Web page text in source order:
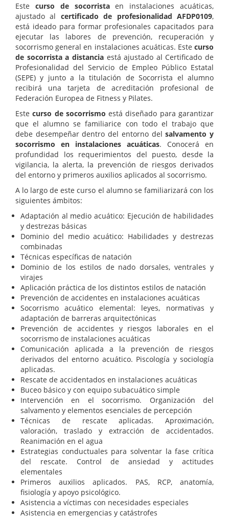
Este curso de socorristaen instalaciones acuáticas,
ajustado al certificado de profesionalidad AFDP0109,
está ideado para formar profesionales capacitados para
ejecutar las labores de prevención, recuperación y
socorrismo general en instalaciones acuáticas. Este curso
de socorrista a distanciaestá ajustado al Certificado de
Profesionalidad del Servicio de Empleo Público Estatal
(SEPE) y junto a la titulación de Socorrista el alumno
recibirá una tarjeta de acreditación profesional de
Federación Europea de Fitness y Pilates.
Estecurso de socorrismo está diseñado para garantizar
que el alumno se familiarice con todo el trabajo que
debe desempeñar dentro del entorno delsalvamento y
socorrismo en instalaciones acuáticas. Conocerá en
profundidad los requerimientos del puesto, desde la
vigilancia, la alerta, la prevención de riesgos derivados
del entorno y primeros auxilios aplicados al socorrismo.
A lo largo de este curso el alumno se familiarizará con los
siguientes ámbitos:
Adaptación al medio acuático: Ejecución de habilidades
y destrezas básicas
Dominio del medio acuático: Habilidades y destrezas
combinadas
Técnicas específicas de natación
Dominio de los estilos de nado dorsales, ventrales y
virajes
Aplicación práctica de los distintos estilos de natación
Prevención de accidentes en instalaciones acuáticas
Socorrismo acuático elemental: leyes, normativas y
adaptación de barreras arquitectónicas
Prevención de accidentes y riesgos laborales en el
socorrismo de instalaciones acuáticas
Comunicación aplicada a la prevención de riesgos
derivados del entorno acuático. Piscología y sociología
aplicadas.
Rescate de accidentados en instalaciones acuáticas
Buceo básico y con equipo subacuático simple
Intervención en el socorrismo. Organización del
salvamento y elementos esenciales de percepción
Técnicas de rescate aplicadas. Aproximación,
valoración, traslado y extracción de accidentados.
Reanimación en el agua
Estrategias conductuales para solventar la fase crítica
del rescate. Control de ansiedad y actitudes
elementales
Primeros auxilios aplicados. PAS, RCP, anatomía,
fisiología y apoyo psicológico.
Asistencia a víctimas con necesidades especiales
Asistencia en emergencias y catástrofes